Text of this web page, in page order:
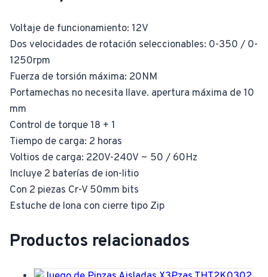
Voltaje de funcionamiento: 12V
Dos velocidades de rotación seleccionables: 0-350 / 0-
1250rpm
Fuerza de torsión máxima: 20NM
Portamechas no necesita llave. apertura máxima de 10
mm
Control de torque 18 + 1
Tiempo de carga: 2 horas
Voltios de carga: 220V-240V ~ 50 / 60Hz
Incluye 2 baterías de ion-litio
Con 2 piezas Cr-V 50mm bits
Estuche de lona con cierre tipo Zip
Productos relacionados